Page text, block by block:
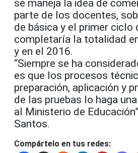
se maneja la idea de
parte de los docentes,
de básica y el primer ciclo
completaría la totalidad
y en el 2016.
“Siempre se ha
es que los procesos
preparación, aplicación y
de las pruebas lo haga
al Ministerio de
Santos.
Compártelo en tus redes: